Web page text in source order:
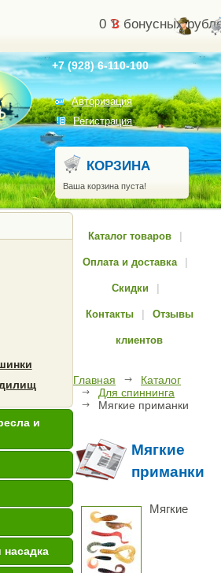
0 бонусных
Авторизация
Регистрация
+7 (928) 6-110-100
КОРЗИНА
Ваша корзина пуста!
Найти
и
Каталог товаров
Оплата и доставка
Скидки
Контакты Отзывы
клиентов
Главная
Каталог
Для спиннинга
Мягкие приманки
Мягкие
приманки
Мягкие